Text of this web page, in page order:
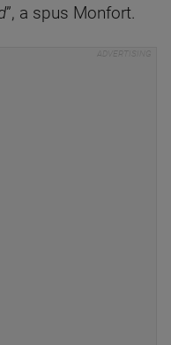
”, a spus Monfort.